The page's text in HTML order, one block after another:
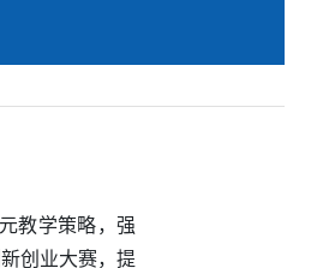
教学策略，强
创业大赛，提